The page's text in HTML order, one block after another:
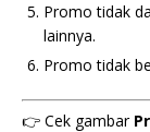
Promo tidak
lainnya.
Promo tidak
👉 Cek gambar